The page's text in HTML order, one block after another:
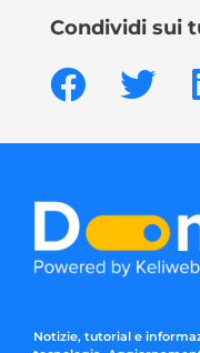
Condividi sui
Notizie, tutorial e